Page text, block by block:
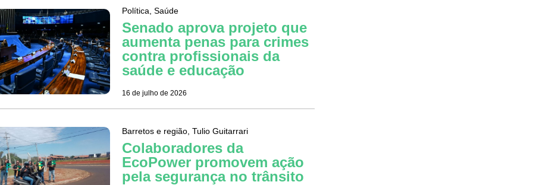
Política ,Saúde
Senado aprova projeto que
aumenta penas para crimes
contra profissionais da
saúde e educação
16 de julho de 2026
Barretos e região ,Tulio Guitarrari
Colaboradores da
EcoPower promovem ação
pela segurança no trânsito